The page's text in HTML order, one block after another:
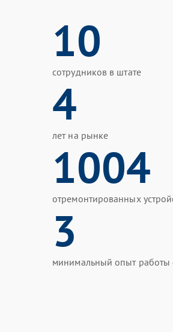
10
сотрудников в штате
4
лет на рынке
1004
отремонтированных
3
минимальный опыт работы